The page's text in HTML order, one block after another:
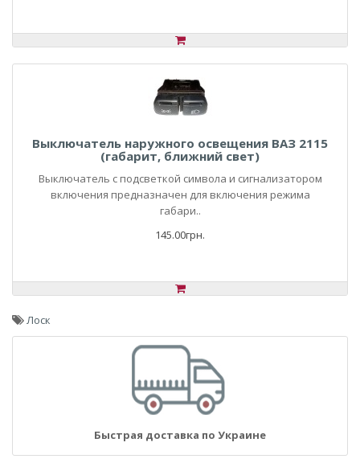
Выключатель наружного освещения ВАЗ 2115
(габарит, ближний свет)
Выключатель с подсветкой символа и сигнализатором
включения предназначен для включения режима
габари..
145.00грн.
Лоск
Быстрая доставка по Украине